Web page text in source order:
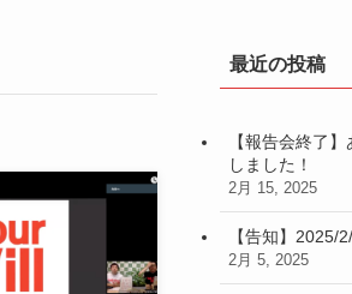
最近の投稿
【報告会終了
しました！
2月 15, 2025
【告知】2025/
2月 5, 2025